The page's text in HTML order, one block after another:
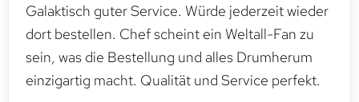
Galaktisch guter Service. Würde jederzeit wieder
dort bestellen. Chef scheint ein Weltall-Fan zu
sein, was die Bestellung und alles Drumherum
einzigartig macht. Qualität und Service perfekt.